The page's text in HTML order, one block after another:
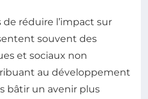
réduire l’impact sur
souvent des
et sociaux non
au développement
bâtir un avenir plus